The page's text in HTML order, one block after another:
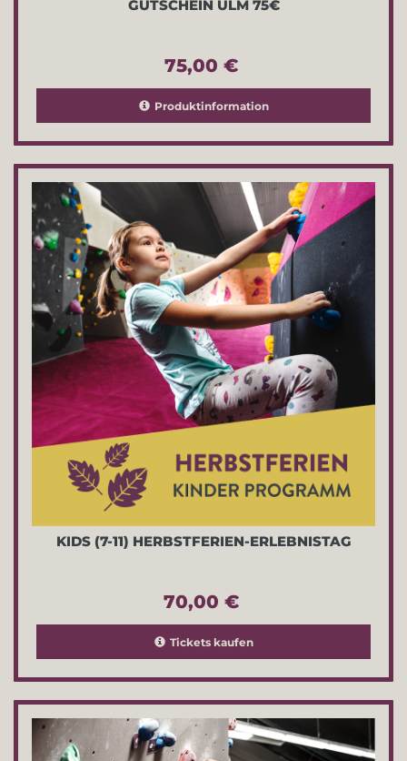
GUTSCHEIN ULM 75€
75,00 €
Produktinformation
KIDS (7-11) HERBSTFERIEN-ERLEBNISTAG
70,00 €
Tickets kaufen